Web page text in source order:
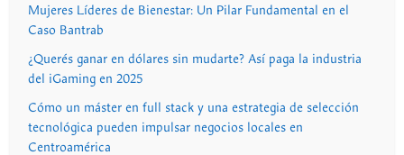
Mujeres Líderes de Bienestar: Un Pilar Fundamental en el
Caso Bantrab
¿Querés ganar en dólares sin mudarte? Así paga la industria
del iGaming en 2025
Cómo un máster en full stack y una estrategia de selección
tecnológica pueden impulsar negocios locales en
Centroamérica